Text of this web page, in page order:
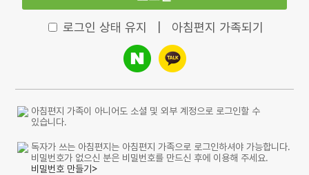
로그인 상태 유지 아침편지 가족되기
아침편지 가족이 아니어도 소셜 및 외부 계정으로 로그인할 수
있습니다.
독자가 쓰는 아침편지는 아침편지 가족으로 로그인하셔야 가능합니다.
비밀번호가 없으신 분은 비밀번호를 만드신 후에 이용해 주세요.
비밀번호 만들기>